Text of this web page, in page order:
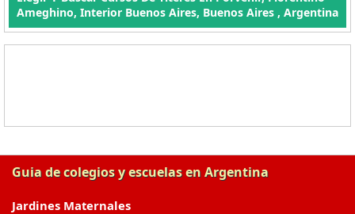
Ameghino, Interior Buenos Aires, Buenos Aires , Argentina
Guia de colegios y escuelas en Argentina
Jardines Maternales